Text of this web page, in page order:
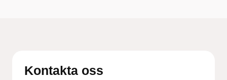
Kontakta oss